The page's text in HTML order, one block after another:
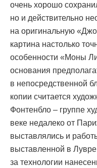
очень хорошо
но и действительно
на оригинальную
картина настолько
особенности «Моны
основания
в непосредственной
копии считается
Фонтенбло – группе
веке недалеко от
выставлялись и
выставленной в
за технологии